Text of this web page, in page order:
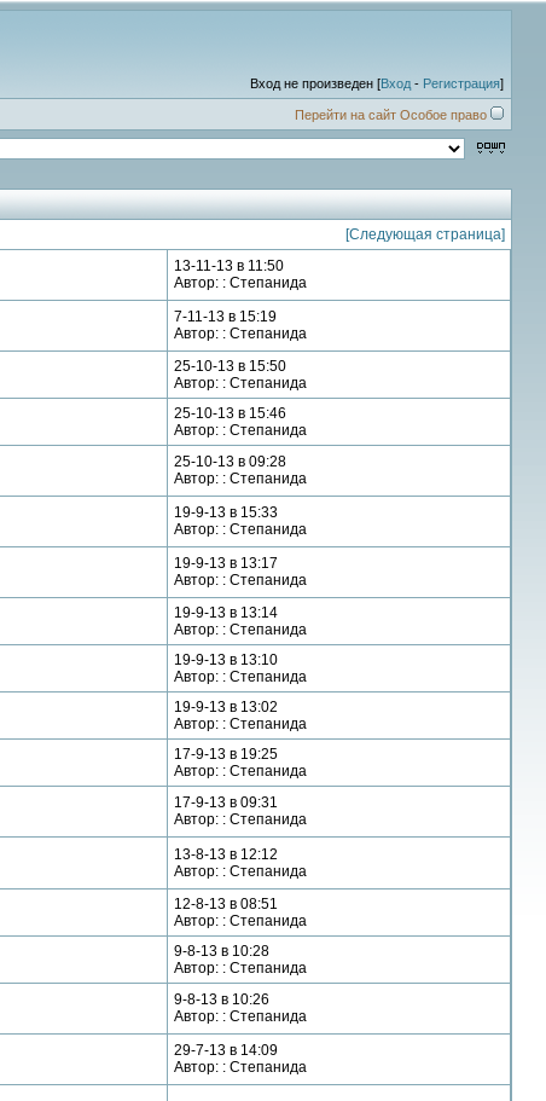
Вход не произведен [Вход - Регистрация]
Перейти на сайт Особое право
[Следующая страница]
13-11-13 в 11:50
Автор: : Степанида
7-11-13 в 15:19
Автор: : Степанида
25-10-13 в 15:50
Автор: : Степанида
25-10-13 в 15:46
Автор: : Степанида
25-10-13 в 09:28
Автор: : Степанида
19-9-13 в 15:33
Автор: : Степанида
19-9-13 в 13:17
Автор: : Степанида
19-9-13 в 13:14
Автор: : Степанида
19-9-13 в 13:10
Автор: : Степанида
19-9-13 в 13:02
Автор: : Степанида
17-9-13 в 19:25
Автор: : Степанида
17-9-13 в 09:31
Автор: : Степанида
13-8-13 в 12:12
Автор: : Степанида
12-8-13 в 08:51
Автор: : Степанида
9-8-13 в 10:28
Автор: : Степанида
9-8-13 в 10:26
Автор: : Степанида
29-7-13 в 14:09
Автор: : Степанида